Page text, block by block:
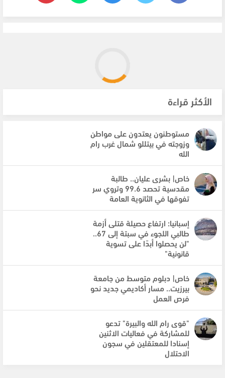
الأكثر قراءة
مستوطنون يعتدون على مواطن
وزوجته في بيتللو شمال غرب رام
الله
خاص| بشرى عليان.. طالبة
مقدسية تحصد 99.6 وتروي سر
تفوقها في الثانوية العامة
إسبانيا: ارتفاع حصيلة قتلى أزمة
طالبي اللجوء في سبتة إلى 67..
"لن يحصلوا أبدًا على تسوية
قانونية"
خاص| دبلوم متوسط من جامعة
بيرزيت.. مسار أكاديمي جديد نحو
فرص العمل
"قوى رام الله والبيرة" تدعو
للمشاركة في فعاليات الاثنين
إسنادا للمعتقلين في سجون
الاحتلال